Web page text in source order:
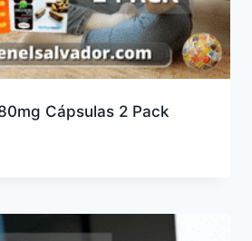
Cápsulas 2 Pack